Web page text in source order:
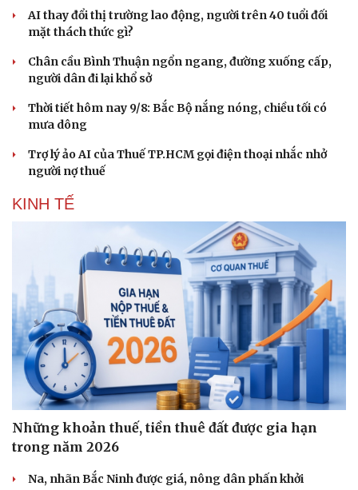
AI thay đổi thị trường lao động, người trên 40 tuổi đối
mặt thách thức gì?
Chân cầu Bình Thuận ngổn ngang, đường xuống cấp,
người dân đi lại khổ sở
Thời tiết hôm nay 9/8: Bắc Bộ nắng nóng, chiều tối có
mưa dông
Trợ lý ảo AI của Thuế TP.HCM gọi điện thoại nhắc nhở
người nợ thuế
KINH TẾ
Những khoản thuế, tiền thuê đất được gia hạn
trong năm 2026
Na, nhãn Bắc Ninh được giá, nông dân phấn khởi